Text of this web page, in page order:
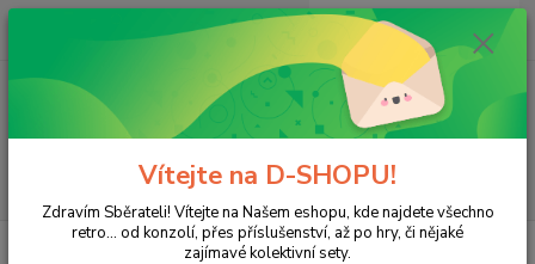
Menu
(Po-Pá, 15:00-20:00 hod.)
ks
0 Kč
PlayStation 2 Formula One 04
Vítejte na D-SHOPU!
Zdravím Sběrateli! Vítejte na Našem eshopu, kde najdete všechno
retro... od konzolí, přes příslušenství, až po hry, či nějaké
zajímavé kolektivní sety.